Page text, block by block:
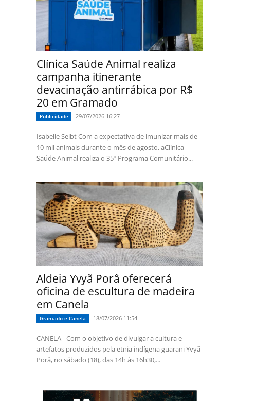
Clínica Saúde Animal realiza
campanha itinerante
devacinação antirrábica por R$
20 em Gramado
Publicidade 29/07/2026 16:27
Isabelle Seibt Com a expectativa de imunizar mais de
10 mil animais durante o mês de agosto, aClínica
Saúde Animal realiza o 35º Programa Comunitário...
Aldeia Yvyã Porâ oferecerá
oficina de escultura de madeira
em Canela
Gramado e Canela 18/07/2026 11:54
CANELA - Com o objetivo de divulgar a cultura e
artefatos produzidos pela etnia indígena guarani Yvyã
Porâ, no sábado (18), das 14h às 16h30,...